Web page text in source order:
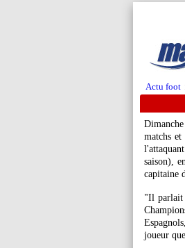
Actu foot
matchs
saison),
capitaine
"Il parlait
joueur